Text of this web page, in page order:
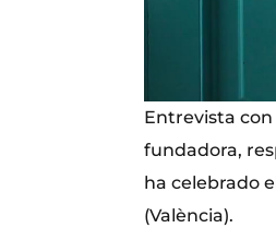
Entrevista
fundadora,
ha celebrado
(València).